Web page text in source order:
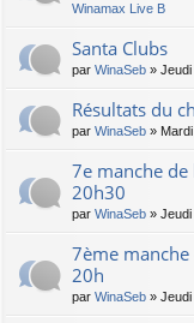
Winamax Live B
Santa Clubs
par WinaSeb »
Résultats du
par WinaSeb »
7e manche
20h30
par WinaSeb »
7ème
20h
par WinaSeb »